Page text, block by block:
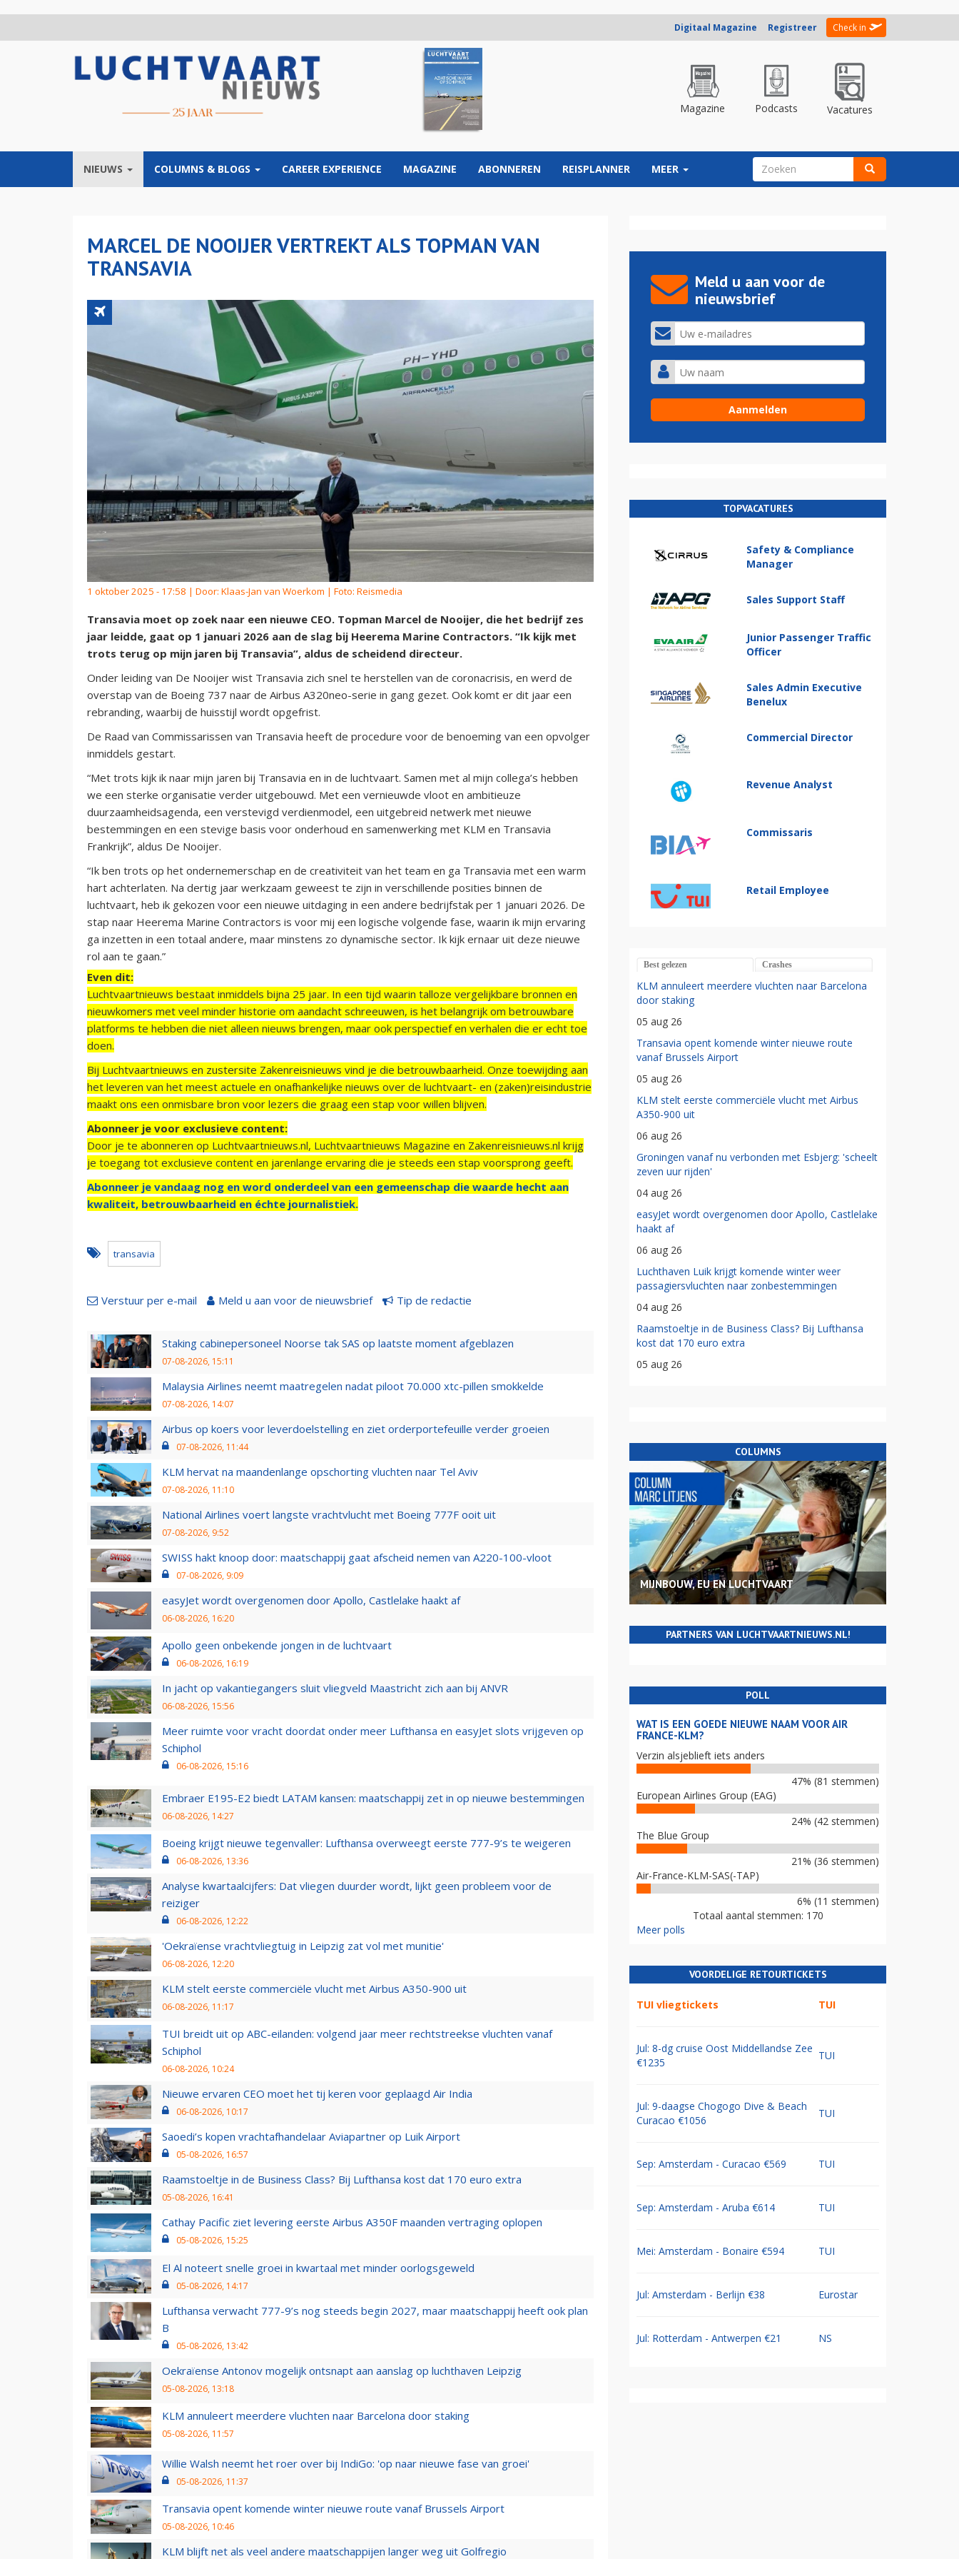
Digitaal Magazine Registreer Check in
Magazine Podcasts Vacatures
NIEUWS COLUMNS & BLOGS CAREER EXPERIENCE MAGAZINE ABONNEREN REISPLANNER MEER ZOEKVELD
MARCEL DE NOOIJER VERTREKT ALS TOPMAN VAN
TRANSAVIA
1 oktober 2025 - 17:58 | Door: Klaas-Jan van Woerkom | Foto: Reismedia
Transavia moet op zoek naar een nieuwe CEO. Topman Marcel de Nooijer, die het bedrijf zes
jaar leidde, gaat op 1 januari 2026 aan de slag bij Heerema Marine Contractors. “Ik kijk met
trots terug op mijn jaren bij Transavia”, aldus de scheidend directeur.
Onder leiding van De Nooijer wist Transavia zich snel te herstellen van de coronacrisis, en werd de
overstap van de Boeing 737 naar de Airbus A320neo-serie in gang gezet. Ook komt er dit jaar een
rebranding, waarbij de huisstijl wordt opgefrist.
De Raad van Commissarissen van Transavia heeft de procedure voor de benoeming van een opvolger
inmiddels gestart.
“Met trots kijk ik naar mijn jaren bij Transavia en in de luchtvaart. Samen met al mijn collega’s hebben
we een sterke organisatie verder uitgebouwd. Met een vernieuwde vloot en ambitieuze
duurzaamheidsagenda, een verstevigd verdienmodel, een uitgebreid netwerk met nieuwe
bestemmingen en een stevige basis voor onderhoud en samenwerking met KLM en Transavia
Frankrijk”, aldus De Nooijer.
“Ik ben trots op het ondernemerschap en de creativiteit van het team en ga Transavia met een warm
hart achterlaten. Na dertig jaar werkzaam geweest te zijn in verschillende posities binnen de
luchtvaart, heb ik gekozen voor een nieuwe uitdaging in een andere bedrijfstak per 1 januari 2026. De
stap naar Heerema Marine Contractors is voor mij een logische volgende fase, waarin ik mijn ervaring
ga inzetten in een totaal andere, maar minstens zo dynamische sector. Ik kijk ernaar uit deze nieuwe
rol aan te gaan.”
Even dit:
Luchtvaartnieuws bestaat inmiddels bijna 25 jaar. In een tijd waarin talloze vergelijkbare bronnen en
nieuwkomers met veel minder historie om aandacht schreeuwen, is het belangrijk om betrouwbare
platforms te hebben die niet alleen nieuws brengen, maar ook perspectief en verhalen die er echt toe
doen.
Bij Luchtvaartnieuws en zustersite Zakenreisnieuws vind je die betrouwbaarheid. Onze toewijding aan
het leveren van het meest actuele en onafhankelijke nieuws over de luchtvaart- en (zaken)reisindustrie
maakt ons een onmisbare bron voor lezers die graag een stap voor willen blijven.
Abonneer je voor exclusieve content:
Door je te abonneren op Luchtvaartnieuws.nl, Luchtvaartnieuws Magazine en Zakenreisnieuws.nl krijg
je toegang tot exclusieve content en jarenlange ervaring die je steeds een stap voorsprong geeft.
Abonneer je vandaag nog en word onderdeel van een gemeenschap die waarde hecht aan
kwaliteit, betrouwbaarheid en échte journalistiek.
transavia
Verstuur per e-mail Meld u aan voor de nieuwsbrief Tip de redactie
Staking cabinepersoneel Noorse tak SAS op laatste moment afgeblazen
07-08-2026, 15:11
Malaysia Airlines neemt maatregelen nadat piloot 70.000 xtc-pillen smokkelde
07-08-2026, 14:07
Airbus op koers voor leverdoelstelling en ziet orderportefeuille verder groeien
07-08-2026, 11:44
KLM hervat na maandenlange opschorting vluchten naar Tel Aviv
07-08-2026, 11:10
National Airlines voert langste vrachtvlucht met Boeing 777F ooit uit
07-08-2026, 9:52
SWISS hakt knoop door: maatschappij gaat afscheid nemen van A220-100-vloot
07-08-2026, 9:09
easyJet wordt overgenomen door Apollo, Castlelake haakt af
06-08-2026, 16:20
Apollo geen onbekende jongen in de luchtvaart
06-08-2026, 16:19
In jacht op vakantiegangers sluit vliegveld Maastricht zich aan bij ANVR
06-08-2026, 15:56
Meer ruimte voor vracht doordat onder meer Lufthansa en easyJet slots vrijgeven op
Schiphol
06-08-2026, 15:16
Embraer E195-E2 biedt LATAM kansen: maatschappij zet in op nieuwe bestemmingen
06-08-2026, 14:27
Boeing krijgt nieuwe tegenvaller: Lufthansa overweegt eerste 777-9’s te weigeren
06-08-2026, 13:36
Analyse kwartaalcijfers: Dat vliegen duurder wordt, lijkt geen probleem voor de
reiziger
06-08-2026, 12:22
'Oekraïense vrachtvliegtuig in Leipzig zat vol met munitie'
06-08-2026, 12:20
KLM stelt eerste commerciële vlucht met Airbus A350-900 uit
06-08-2026, 11:17
TUI breidt uit op ABC-eilanden: volgend jaar meer rechtstreekse vluchten vanaf
Schiphol
06-08-2026, 10:24
Nieuwe ervaren CEO moet het tij keren voor geplaagd Air India
06-08-2026, 10:17
Saoedi’s kopen vrachtafhandelaar Aviapartner op Luik Airport
05-08-2026, 16:57
Raamstoeltje in de Business Class? Bij Lufthansa kost dat 170 euro extra
05-08-2026, 16:41
Cathay Pacific ziet levering eerste Airbus A350F maanden vertraging oplopen
05-08-2026, 15:25
El Al noteert snelle groei in kwartaal met minder oorlogsgeweld
05-08-2026, 14:17
Lufthansa verwacht 777-9’s nog steeds begin 2027, maar maatschappij heeft ook plan
B
05-08-2026, 13:42
Oekraïense Antonov mogelijk ontsnapt aan aanslag op luchthaven Leipzig
05-08-2026, 13:18
KLM annuleert meerdere vluchten naar Barcelona door staking
05-08-2026, 11:57
Willie Walsh neemt het roer over bij IndiGo: 'op naar nieuwe fase van groei'
05-08-2026, 11:37
Transavia opent komende winter nieuwe route vanaf Brussels Airport
05-08-2026, 10:46
KLM blijft net als veel andere maatschappijen langer weg uit Golfregio
Meld u aan voor de
nieuwsbrief
TOPVACATURES
Safety & Compliance
Manager
Sales Support Staff
Junior Passenger Traffic
Officer
Sales Admin Executive
Benelux
Commercial Director
Revenue Analyst
Commissaris
Retail Employee
Best gelezen Crashes
KLM annuleert meerdere vluchten naar Barcelona
door staking
05 aug 26
Transavia opent komende winter nieuwe route
vanaf Brussels Airport
05 aug 26
KLM stelt eerste commerciële vlucht met Airbus
A350-900 uit
06 aug 26
Groningen vanaf nu verbonden met Esbjerg: 'scheelt
zeven uur rijden'
04 aug 26
easyJet wordt overgenomen door Apollo, Castlelake
haakt af
06 aug 26
Luchthaven Luik krijgt komende winter weer
passagiersvluchten naar zonbestemmingen
04 aug 26
Raamstoeltje in de Business Class? Bij Lufthansa
kost dat 170 euro extra
05 aug 26
COLUMNS
MIJNBOUW, EU EN LUCHTVAART
PARTNERS VAN LUCHTVAARTNIEUWS.NL!
POLL
WAT IS EEN GOEDE NIEUWE NAAM VOOR AIR
FRANCE-KLM?
Verzin alsjeblieft iets anders
47% (81 stemmen)
European Airlines Group (EAG)
24% (42 stemmen)
The Blue Group
21% (36 stemmen)
Air-France-KLM-SAS(-TAP)
6% (11 stemmen)
Totaal aantal stemmen: 170
Meer polls
VOORDELIGE RETOURTICKETS
TUI vliegtickets TUI
Jul: 8-dg cruise Oost Middellandse Zee
€1235
TUI
Jul: 9-daagse Chogogo Dive & Beach
Curacao €1056
TUI
Sep: Amsterdam - Curacao €569 TUI
Sep: Amsterdam - Aruba €614 TUI
Mei: Amsterdam - Bonaire €594 TUI
Jul: Amsterdam - Berlijn €38 Eurostar
Jul: Rotterdam - Antwerpen €21 NS